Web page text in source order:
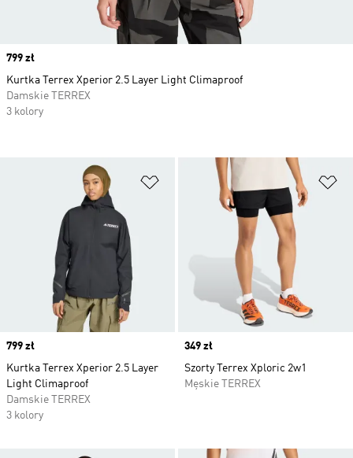
Dodaj do listy życzeń
Price
799 zł
Kurtka Terrex Xperior 2.5 Layer
Light Climaproof
Damskie TERREX
3 kolory
Price
349 zł
Szorty Terrex Xploric 2w1
Męskie TERREX
Price
799 zł
Kurtka Terrex Xperior 2.5 Layer Light Climaproof
Damskie TERREX
3 kolory